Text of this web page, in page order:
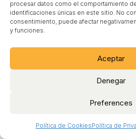
procesar datos como el comportamiento
identificaciones únicas en este sitio. No
consentimiento, puede afectar
y funciones.
Aceptar
Denegar
Preferences
Política de CookiesPolítica de
formación. Los afectados
Kruger requieren
liderazgo, desarrollar
valorar el input contrario
especialmente el
Estructura las dinámicas
competencia pese más
Aviso Legal
Condiciones de Uso
Política de Cookies
Política de Privacidad